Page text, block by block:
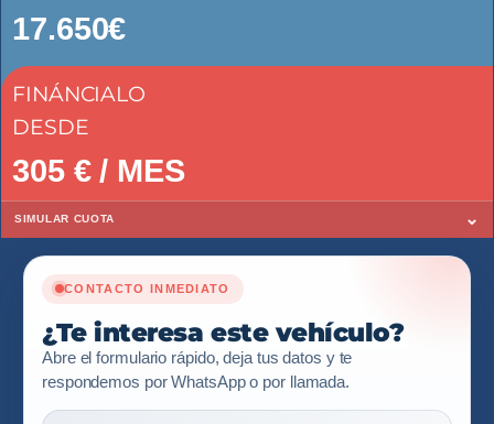
17.650€
FINÁNCIALO
DESDE
305€ / MES
SIMULAR CUOTA ⌄
CONTACTO INMEDIATO
¿Te interesa este vehículo?
Abre el formulario rápido, deja tus datos y te
respondemos por WhatsApp o por llamada.